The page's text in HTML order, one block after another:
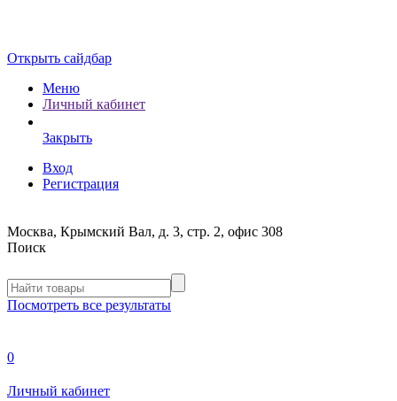
Открыть сайдбар
Меню
Личный кабинет
Закрыть
Вход
Регистрация
Москва, Крымский Вал, д. 3, стр. 2, офис 308
Поиск
Посмотреть все результаты
0
Личный кабинет